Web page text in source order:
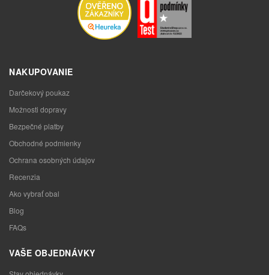
NAKUPOVANIE
Darčekový poukaz
Možnosti dopravy
Bezpečné platby
Obchodné podmienky
Ochrana osobných údajov
Recenzia
Ako vybrať obal
Blog
FAQs
VAŠE OBJEDNÁVKY